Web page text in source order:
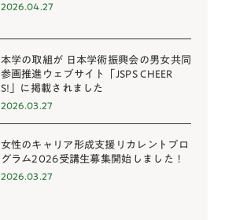
2026.04.27
本学の取組が 日本学術振興会の男女共同
参画推進ウェブサイト「JSPS CHEER
S!」に掲載されました
2026.03.27
女性のキャリア形成支援リカレントプロ
グラム2026受講生募集開始しました！
2026.03.27